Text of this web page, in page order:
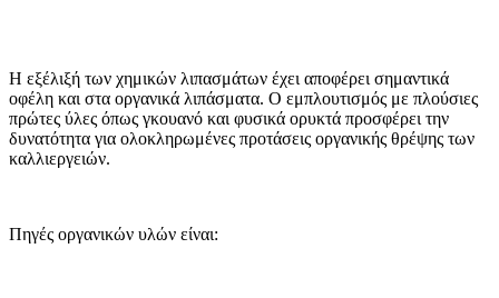
Η εξέλιξή των χημικών λιπασμάτων έχει αποφέρει σημαντικά
οφέλη και στα οργανικά λιπάσματα. Ο εμπλουτισμός με πλούσιες
πρώτες ύλες όπως γκουανό και φυσικά ορυκτά προσφέρει την
δυνατότητα για ολοκληρωμένες προτάσεις οργανικής θρέψης των
καλλιεργειών.
Πηγές οργανικών υλών είναι: